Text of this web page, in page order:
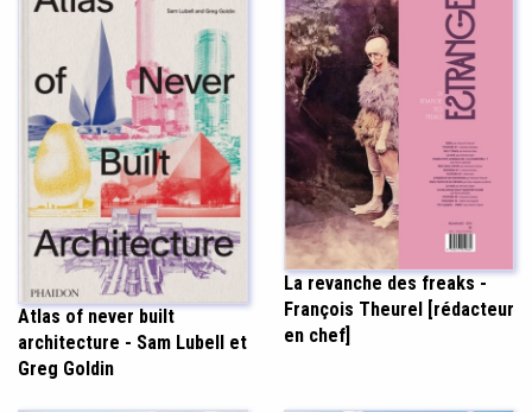
Atlas of never built
architecture - Sam Lubell et
Greg Goldin
La revanche des freaks -
François Theurel [rédacteur
en chef]